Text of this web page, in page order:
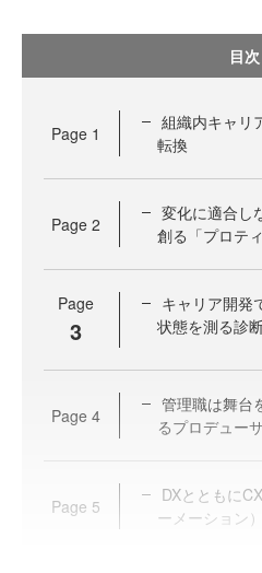
目次
Page 1
組織内キャリ
転換
Page 2
変化に適合し
創る「プロテ
Page
3
キャリア開発
状態を測る診
Page 4
管理職は舞台
るプロデュー
Page 5
DXとともに
ーメーション